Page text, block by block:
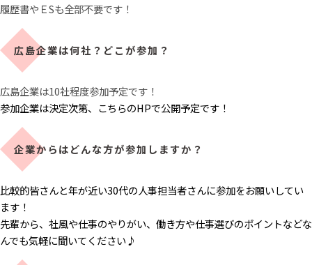
履歴書やＥSも全部不要です！
広島企業は何社？どこが参加？
広島企業は10社程度参加予定です！
参加企業は決定次第、こちらのHPで公開予定です！
企業からはどんな方が参加しますか？
比較的皆さんと年が近い30代の人事担当者さんに参加をお願いしてい
ます！
先輩から、社風や仕事のやりがい、働き方や仕事選びのポイントなどな
んでも気軽に聞いてください♪